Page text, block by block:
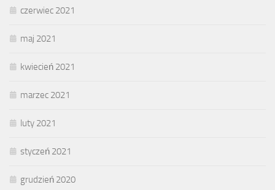
czerwiec 2021
maj 2021
kwiecień 2021
marzec 2021
luty 2021
styczeń 2021
grudzień 2020